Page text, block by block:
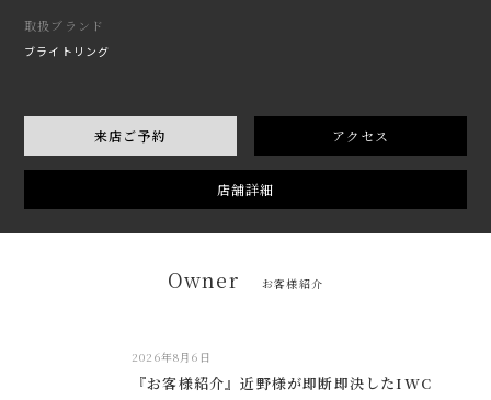
取扱ブランド
ブライトリング
来店ご予約 アクセス
店舗詳細
Owner お客様紹介
2026年8月6日
『お客様紹介』近野様が即断即決したIWC